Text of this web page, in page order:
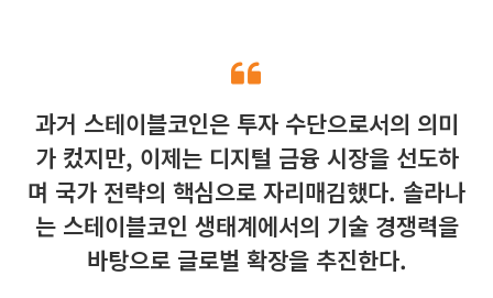
과거 스테이블코인은 투자 수단으로서의 의미
가 컸지만, 이제는 디지털 금융 시장을 선도하
며 국가 전략의 핵심으로 자리매김했다. 솔라나
는 스테이블코인 생태계에서의 기술 경쟁력을
바탕으로 글로벌 확장을 추진한다.